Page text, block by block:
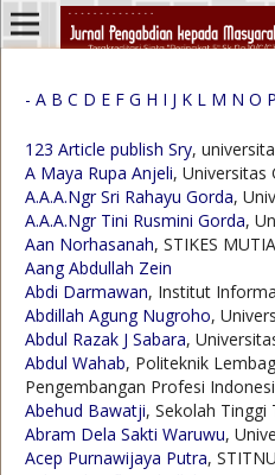
- A B C D E F G H I J K L M N O P
123 Article publish Sry,
A Maya Rupa Anjeli, Universitas
A.A.A.Ngr Sri Rahayu Gorda,
A.A.A.Ngr Tini Rusmini Gorda,
Aan Norhasanah, STIKES
Aang Abdullah Zein
Abdi Darmawan, Institut
Abdillah Agung Nugroho,
Abdul Razak J Sabara,
Abdul Wahab, Politeknik
Pengembangan Profesi
Abehud Bawatji, Sekolah
Abram Dela Sakti Waruwu,
Acep Purnawijaya Putra,